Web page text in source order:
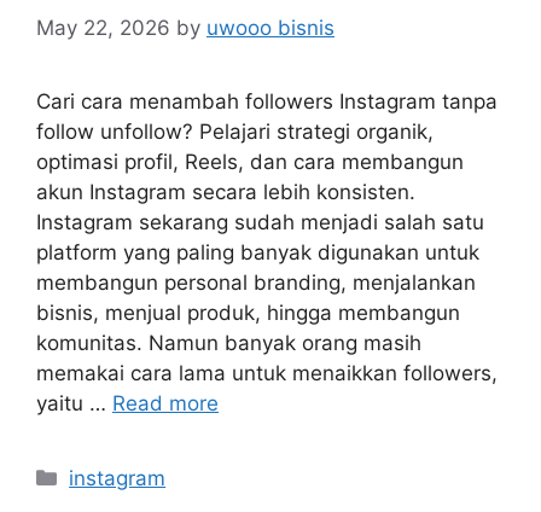
May 22, 2026 by uwooo bisnis
Cari cara menambah followers Instagram tanpa
follow unfollow? Pelajari strategi organik,
optimasi profil, Reels, dan cara membangun
akun Instagram secara lebih konsisten.
Instagram sekarang sudah menjadi salah satu
platform yang paling banyak digunakan untuk
membangun personal branding, menjalankan
bisnis, menjual produk, hingga membangun
komunitas. Namun banyak orang masih
memakai cara lama untuk menaikkan followers,
yaitu … Read more
Categories
instagram